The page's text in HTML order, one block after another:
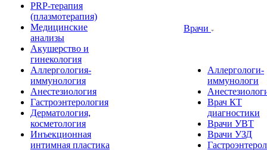
PRP-терапия
(плазмотерапия)
Медицинские
анализы
Акушерство и
гинекология
Аллергология-
иммунология
Анестезиология
Гастроэнтерология
Дерматология,
косметология
Инъекционная
интимная пластика
Врачи
Аллергологи-
иммунологи
Врач КТ
диагностики
Врачи УВТ
Врачи УЗД